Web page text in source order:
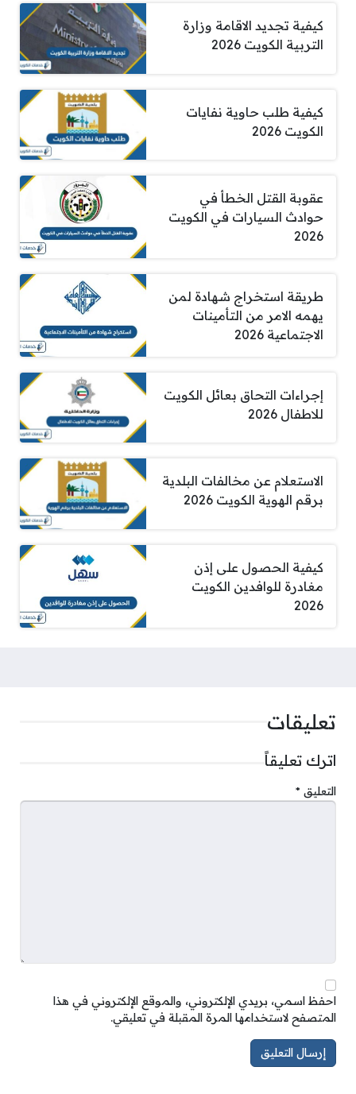
كيفية تجديد الاقامة وزارة
التربية الكويت 2026
كيفية طلب حاوية نفايات
الكويت 2026
عقوبة القتل الخطأ في
حوادث السيارات في الكويت
2026
طريقة استخراج شهادة لمن
يهمه الامر من التأمينات
الاجتماعية 2026
إجراءات التحاق بعائل الكويت
للاطفال 2026
الاستعلام عن مخالفات البلدية
برقم الهوية الكويت 2026
كيفية الحصول على إذن
مغادرة للوافدين الكويت
2026
تعليقات
اترك تعليقاً
التعليق *
احفظ اسمي، بريدي الإلكتروني، والموقع الإلكتروني في هذا
المتصفح لاستخدامها المرة المقبلة في تعليقي.